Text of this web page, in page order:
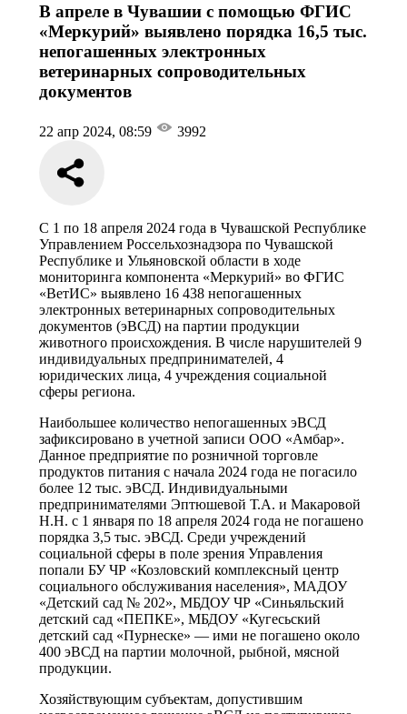
В апреле в Чувашии с помощью ФГИС
«Меркурий» выявлено порядка 16,5 тыс.
непогашенных электронных
ветеринарных сопроводительных
документов
22 апр 2024, 08:59 3992
С 1 по 18 апреля 2024 года в Чувашской Республике
Управлением Россельхознадзора по Чувашской
Республике и Ульяновской области в ходе
мониторинга компонента «Меркурий» во ФГИС
«ВетИС» выявлено 16 438 непогашенных
электронных ветеринарных сопроводительных
документов (эВСД) на партии продукции
животного происхождения. В числе нарушителей 9
индивидуальных предпринимателей, 4
юридических лица, 4 учреждения социальной
сферы региона.
Наибольшее количество непогашенных эВСД
зафиксировано в учетной записи ООО «Амбар».
Данное предприятие по розничной торговле
продуктов питания с начала 2024 года не погасило
более 12 тыс. эВСД. Индивидуальными
предпринимателями Эптюшевой Т.А. и Макаровой
Н.Н. с 1 января по 18 апреля 2024 года не погашено
порядка 3,5 тыс. эВСД. Среди учреждений
социальной сферы в поле зрения Управления
попали БУ ЧР «Козловский комплексный центр
социального обслуживания населения», МАДОУ
«Детский сад № 202», МБДОУ ЧР «Синьяльский
детский сад «ПЕПКЕ», МБДОУ «Кугесьский
детский сад «Пурнеске» — ими не погашено около
400 эВСД на партии молочной, рыбной, мясной
продукции.
Хозяйствующим субъектам, допустившим